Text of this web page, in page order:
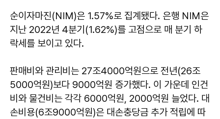
순이자마진(NIM)은 1.57%로 집계됐다. 은행 NIM은
지난 2022년 4분기(1.62%)를 고점으로 매 분기 하
락세를 보이고 있다.
판매비와 관리비는 27조4000억원으로 전년(26조
5000억원)보다 9000억원 증가했다. 이 가운데 인건
비와 물건비는 각각 6000억원, 2000억원 늘었다. 대
손비용(6조9000억원)은 대손충당금 추가 적립에 따